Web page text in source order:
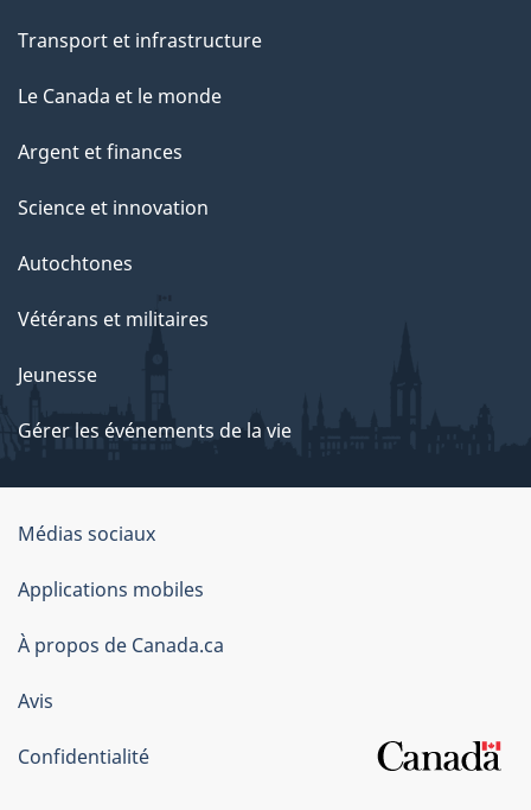
Transport et infrastructure
Le Canada et le monde
Argent et finances
Science et innovation
Autochtones
Vétérans et militaires
Jeunesse
Gérer les événements de la vie
Organisation
du
gouvernement
du
Canada
Médias sociaux
Applications mobiles
À propos de Canada.ca
Avis
Confidentialité